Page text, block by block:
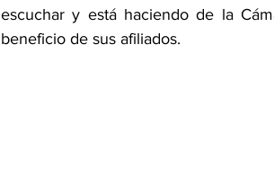
escuchar y está haciendo de la
beneficio de sus afiliados.